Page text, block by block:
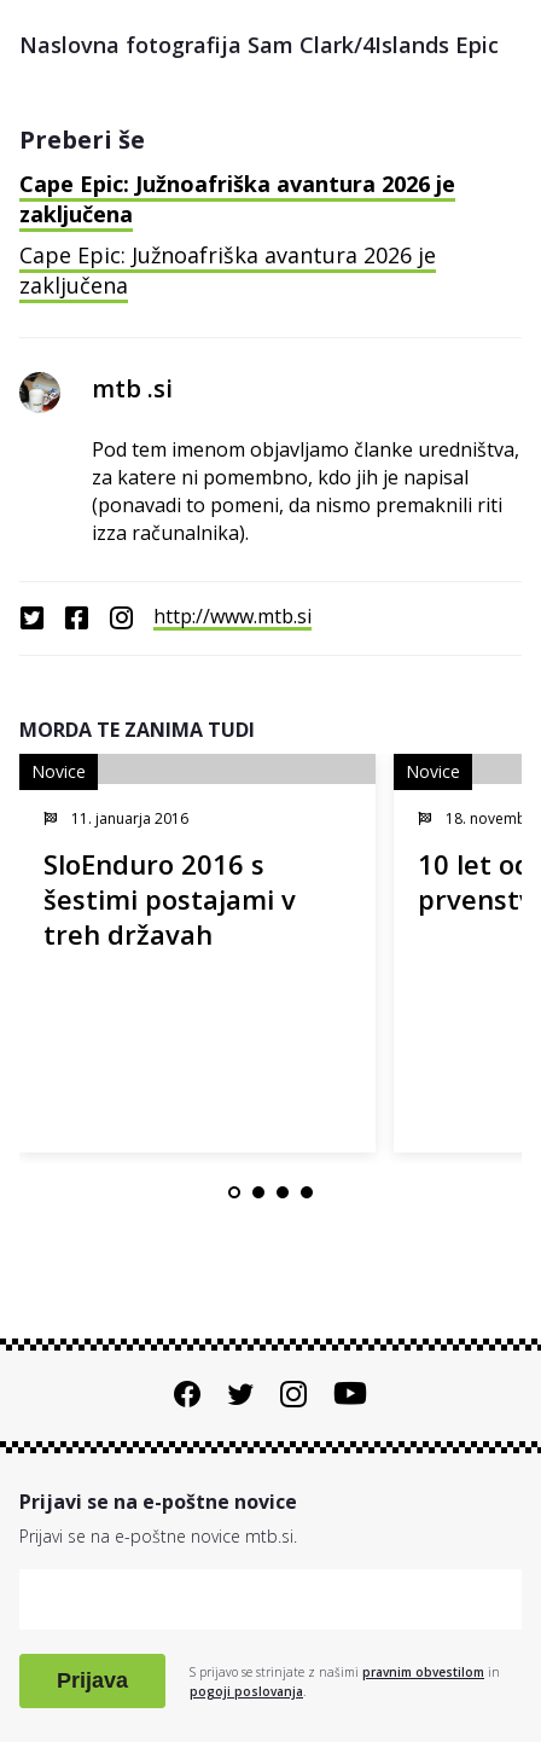
Naslovna fotografija Sam Clark/4Islands Epic
Preberi še
Cape Epic: Južnoafriška avantura 2026 je
zaključena
Cape Epic: Južnoafriška avantura 2026 je
zaključena
mtb .si
Pod tem imenom objavljamo članke uredništva,
za katere ni pomembno, kdo jih je napisal
(ponavadi to pomeni, da nismo premaknili riti
izza računalnika).
http://www.mtb.si
MORDA TE ZANIMA TUDI
11. januarja 2016
SloEnduro 2016 s
šestimi postajami v
treh državah
Novice
18.
10 let
Novice
Prijavi se na e-poštne novice
Prijavi se na e-poštne novice mtb.si.
Prijava S prijavo se strinjate z našimi pravnim obvestilom in
pogoji poslovanja